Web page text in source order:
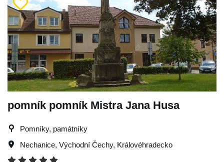
pomník pomník Mistra Jana Husa
Pomníky, památníky
Nechanice, Východní Čechy, Královéhradecko